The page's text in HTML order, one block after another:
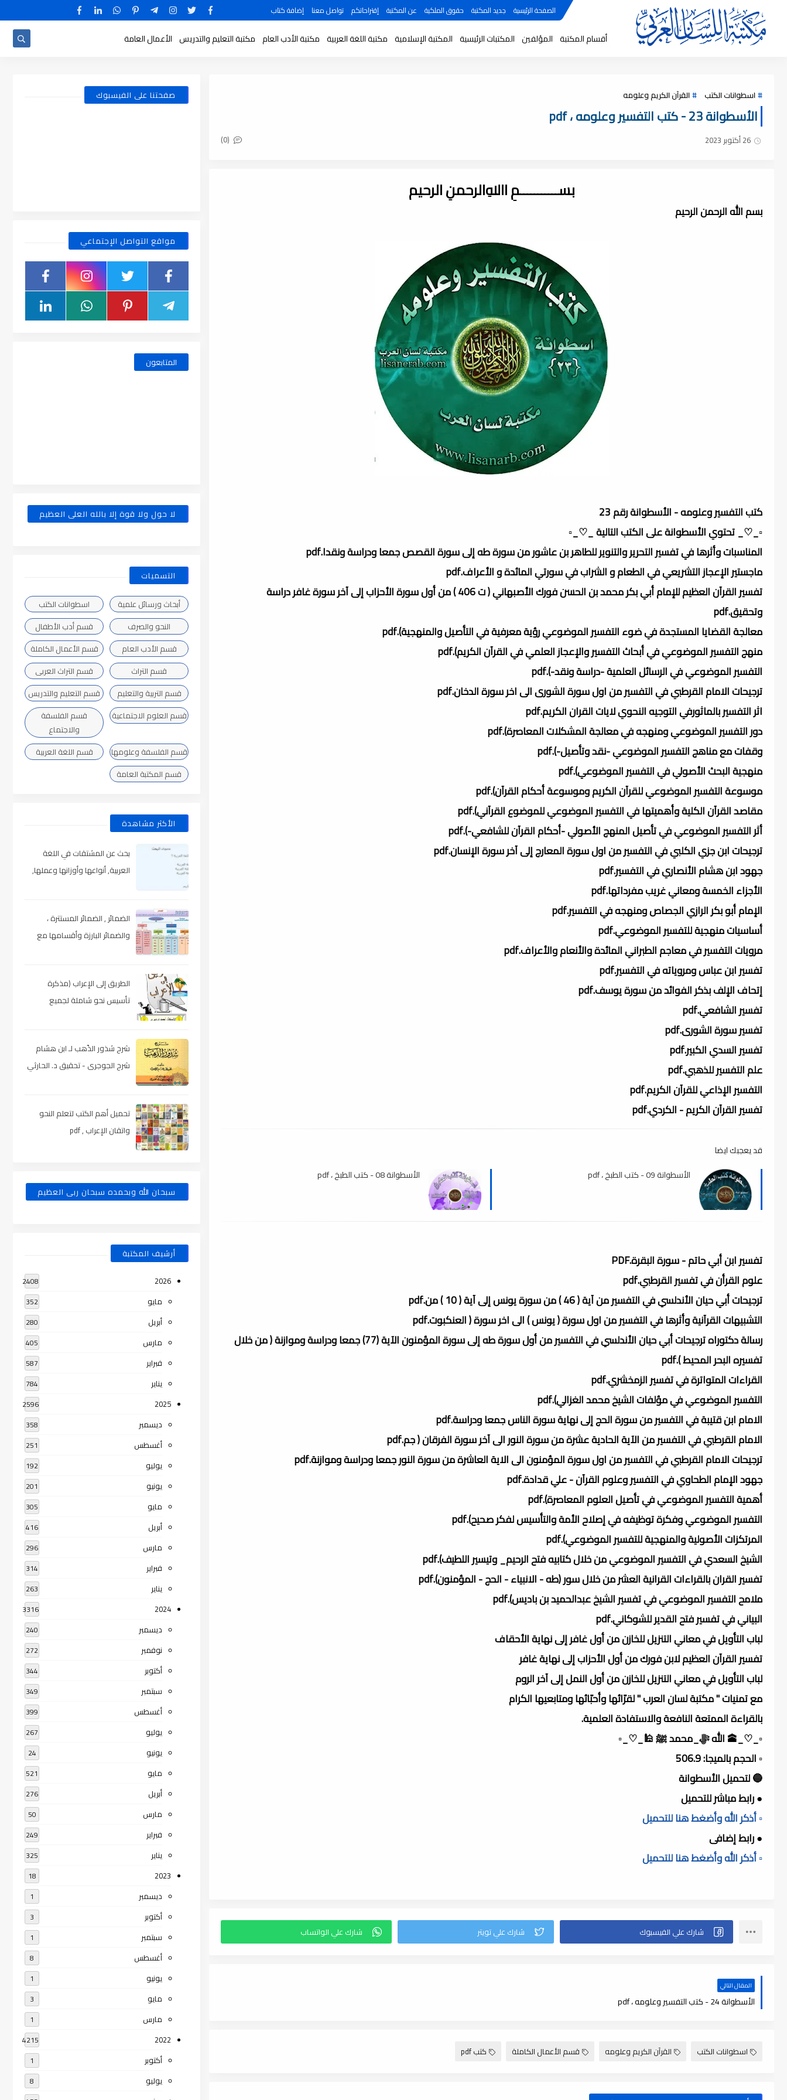
الصفحة الرئيسية جديد المكتبة حقوق الملكية عن المكتبة إقتراحاتكم تواصل معنا إضافة كتاب
أقسام المكتبة المؤلفين المكتبات الرئيسية المكتبة الإسلامية مكتبة اللغة العربية مكتبة الأدب العام مكتبة التعليم والتدريس الأعمال العامة
اسطوانات الكتب القرآن الكريم وعلومه
الأسطوانة 23 - كتب التفسير وعلومه ، pdf
26 أكتوبر 2023 (0)
بســـــــــــمِ اﷲِالرحمنِ الرحيم
بسم الله الرحمن الرحيم
كتب التفسير وعلومه - الأسطوانة رقم 23
▫️_♡_ تحتوي الأسطوانة على الكتب التالية _♡_▫️
المناسبات وأثرها في تفسير التحرير والتنوير للطاهر بن عاشور من سورة طه إلى سورة القصص جمعا ودراسة ونقدا.pdf
ماجستير الإعجاز التشريعي في الطعام و الشراب في سورتي المائدة و الأعراف.pdf
تفسير القرآن العظيم للإمام أبي بكر محمد بن الحسن فورك الأصبهاني ( ت 406 ) من أول سورة الأحزاب إلى آخر سورة غافر دراسة
وتحقيق.pdf
معالجة القضايا المستجدة في ضوء التفسير الموضوعي رؤية معرفية في التأصيل والمنهجية).pdf
منهج التفسير الموضوعي في أبحاث التفسير والإعجاز العلمي في القرآن الكريم).pdf
التفسير الموضوعي في الرسائل العلمية -دراسة ونقد-).pdf
ترجيحات الامام القرطبي في التفسير من اول سورة الشورى الى اخر سورة الدخان.pdf
اثر التفسير بالماثورفي التوجيه النحوي لايات القران الكريم.pdf
دور التفسير الموضوعي ومنهجه في معالجة المشكلات المعاصرة).pdf
وقفات مع مناهج التفسير الموضوعي -نقد وتأصيل-).pdf
منهجية البحث الأصولي في التفسير الموضوعي).pdf
موسوعة التفسير الموضوعي للقرآن الكريم وموسوعة أحكام القرآن).pdf
مقاصد القرآن الكلية وأهميتها في التفسير الموضوعي للموضوع القرآني).pdf
أثر التفسير الموضوعي في تأصيل المنهج الأصولي -أحكام القرآن للشافعي-).pdf
ترجيحات ابن جزي الكلبي في التفسير من اول سورة المعارج إلى آخر سورة الإنسان.pdf
جهود ابن هشام الأنصاري في التفسير.pdf
الأجزاء الخمسة ومعاني غريب مفرداتها.pdf
الإمام أبو بكر الرازي الجصاص ومنهجه في التفسير.pdf
أساسيات منهجية للتفسير الموضوعي.pdf
مرويات التفسير في معاجم الطبراني المائدة والأنعام والأعراف.pdf
تفسير ابن عباس ومروياته في التفسير.pdf
إتحاف الإلف بذكر الفوائد من سورة يوسف.pdf
تفسير الشافعي.pdf
تفسير سورة الشورى.pdf
تفسير السدي الكبير.pdf
علم التفسير للذهبي.pdf
التفسير الإذاعي للقرآن الكريم.pdf
تفسير القرآن الكريم - الكردي.pdf
قد يعجبك ايضا
الأسطوانة 09 - كتب الطبخ ، pdf
الأسطوانة 08 - كتب الطبخ ، pdf
تفسير ابن أبي حاتم - سورة البقرة.PDF
علوم القرأن في تفسير القرطبي.pdf
ترجيحات أبي حيان الأندلسي في التفسير من آية ( 46 ) من سورة يونس إلى آية ( 10 ) من.pdf
التشبيهات القرآنية وأثرها في التفسير من اول سورة ( يونس ) الى اخر سورة ( العنكبوت.pdf
رسالة دكتوراه ترجيحات أبي حيان الأندلسي في التفسير من أول سورة طه إلى سورة المؤمنون الآية (77) جمعا ودراسة وموازنة ( من خلال
تفسيره البحر المحيط ).pdf
القراءات المتواترة في تفسير الزمخشري.pdf
التفسير الموضوعي في مؤلفات الشيخ محمد الغزالي).pdf
الامام ابن قتيبة في التفسير من سورة الحج إلى نهاية سورة الناس جمعا ودراسة.pdf
الامام القرطبي في التفسير من الآية الحادية عشرة من سورة النور الى آخر سورة الفرقان ( جم.pdf
ترجيحات الامام القرطبي في التفسير من اول سورة المؤمنون الى الاية العاشرة من سورة النور جمعا ودراسة وموازنة.pdf
جهود الإمام الطحاوي في التفسير وعلوم القرآن - علي قدادة.pdf
أهمية التفسير الموضوعي في تأصيل العلوم المعاصرة).pdf
التفسير الموضوعي وفكرة توظيفه في إصلاح الأمة والتأسيس لفكر صحيح).pdf
المرتكزات الأصولية والمنهجية للتفسير الموضوعي).pdf
الشيخ السعدي في التفسير الموضوعي من خلال كتابيه فتح الرحيم_ وتيسير اللطيف).pdf
تفسير القران بالقراءات القرانية العشر من خلال سور (طه - الانبياء - الحج - المؤمنون).pdf
ملامح التفسير الموضوعي في تفسير الشيخ عبدالحميد بن باديس).pdf
البياني في تفسير فتح القدير للشوكاني.pdf
لباب التأويل في معاني التنزيل للخازن من أول غافر إلى نهاية الأحقاف
تفسير القرآن العظيم لابن فورك من أول الأحزاب إلى نهاية غافر
لباب التأويل في معاني التنزيل للخازن من أول النمل إلى آخر الروم
مع تمنيات " مكتبة لسان العرب " لقرّائها وأحبّائها ومتابعيها الكرام
بالقراءة الممتعة النافعة والاستفادة العلمية.
▫️_♡_🕋 الله ﷻ_محمد ﷺ 🕌_♡_▫️
▫️ الحجم بالميجا: 506.9
🔵 لتحميل الأسطوانة
● رابط مباشر للتحميل
▫️ أذكر الله وأضغط هنا للتحميل
● رابط إضافى
▫️ أذكر الله وأضغط هنا للتحميل
المقال التالي
الأسطوانة 24 - كتب التفسير وعلومه ، pdf
اسطوانات الكتب القرآن الكريم وعلومه قسم الأعمال الكاملة كتب pdf
صفحتنا على الفيسبوك
مواقع التواصل الإجتماعي
المتابعون
لا حول ولا قوة إلا بالله العلى العظيم
التسميات
أبحاث ورسائل علمية
اسطوانات الكتب
النحو والصرف
قسم أدب الأطفال
قسم الأدب العام
قسم الأعمال الكاملة
قسم التراث
قسم التراث العربى
قسم التربية والتعليم
قسم التعليم والتدريس
قسم العلوم الاجتماعية
قسم الفلسفة
والاجتماع
قسم الفلسفة وعلومها
قسم اللغة العربية
قسم المكتبة العامة
الأكثر مشاهدة
بحث عن المشتقات في اللغة
العربية, أنواعها وأوزانها وعملها,
الضمائر , الضمائر المستترة ،
والضمائر البارزة وأقسامها مع
الطريق إلى الإعراب (مذكرة
تأسيس نحو شاملة لجميع
شرح شذور الذّهب لـ ابن هشام
شرح الجوجرى - تحقيق د. الحارثي
تحميل أهم الكتب لتعلم النحو
واتقان الإعراب , pdf
سبحان الله وبحمده سبحان ربى العظيم
أرشيف المكتبة
2026
2408
مايو 352
أبريل 280
مارس 405
فبراير 587
يناير 784
2025
2596
ديسمبر 358
أغسطس 251
يوليو 192
يونيو 201
مايو 305
أبريل 416
مارس 296
فبراير 314
يناير 263
2024
3316
ديسمبر 240
نوفمبر 272
أكتوبر 344
سبتمبر 349
أغسطس 399
يوليو 267
يونيو 24
مايو 521
أبريل 276
مارس 50
فبراير 249
يناير 325
2023
18
ديسمبر 1
أكتوبر 3
سبتمبر 1
أغسطس 8
يونيو 1
مايو 3
مارس 1
2022
4215
أكتوبر 1
يوليو 8